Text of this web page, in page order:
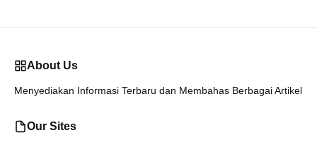
About Us
Menyediakan Informasi Terbaru dan Membahas Berbagai Artikel
Our Sites